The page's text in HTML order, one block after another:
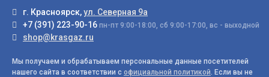
г. Красноярск,ул. Северная 9а
+7 (391) 223-90-16 пн-пт 9:00-18:00, сб 9:00-17:00, вс - выходной
shop@krasgaz.ru
Мы получаем и обрабатываем персональные данные посетителей
нашего сайта в соответствии с официальной политикой. Если вы не